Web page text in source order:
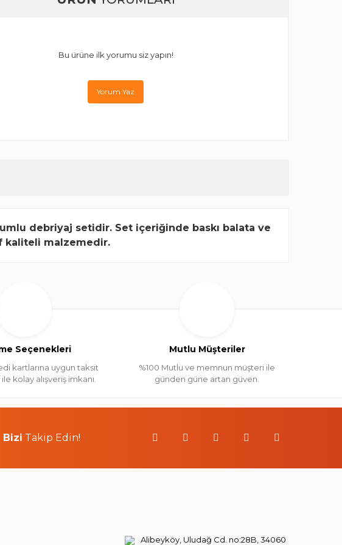
Bu ürüne ilk yorumu siz yapın!
Yorum Yaz
debriyaj setidir. Set içeriğinde baskı balata ve
kaliteli malzemedir.
Seçenekleri
kartlarına uygun taksit
kolay alışveriş imkanı.
Mutlu Müşteriler
%100 Mutlu ve memnun müşteri ile
günden güne artan güven.
Bizi Takip Edin!
Alibeyköy, Uludağ Cd. no:28B, 34060